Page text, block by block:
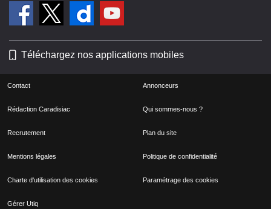
Téléchargez nos applications mobiles
Contact Annonceurs
Rédaction Caradisiac Qui sommes-nous ?
Recrutement Plan du site
Mentions légales Politique de confidentialité
Charte d'utilisation des cookies Paramétrage des cookies
Gérer Utiq